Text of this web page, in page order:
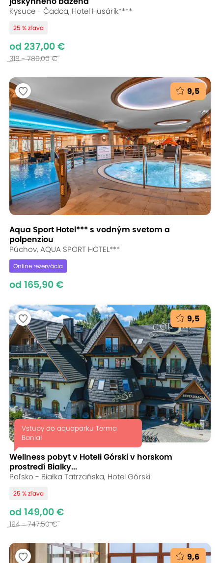
Kysuce - Čadca, Hotel Husárik****
25 % zľava
od 237,00 €
318 - 780,00 €
9,5
Aqua Sport Hotel*** s vodným svetom a
polpenziou
Púchov, AQUA SPORT HOTEL***
Online rezervácia
od 165,90 €
9,5
Vstupy do aquaparku Terma
Bania!
Wellness pobyt v Hoteli Górski v horskom
prostredí Bialky...
Poľsko - Białka Tatrzańska, Hotel Górski
25 % zľava
od 149,00 €
194 - 747,50 €
9,6